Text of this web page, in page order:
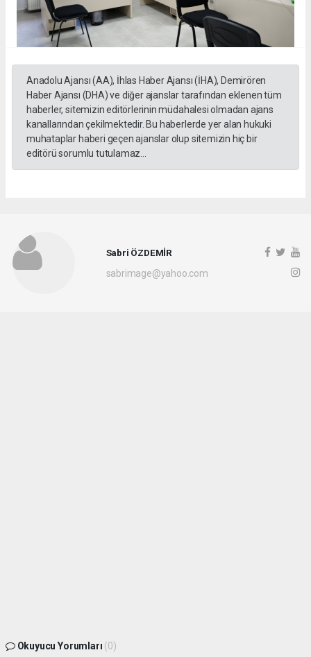
Anadolu Ajansı (AA), İhlas Haber Ajansı (İHA), Demirören
Haber Ajansı (DHA) ve diğer ajanslar tarafından eklenen tüm
haberler, sitemizin editörlerinin müdahalesi olmadan ajans
kanallarından çekilmektedir. Bu haberlerde yer alan hukuki
muhataplar haberi geçen ajanslar olup sitemizin hiç bir
editörü sorumlu tutulamaz...
Sabri ÖZDEMİR
sabrimage@yahoo.com
Okuyucu Yorumları (0)